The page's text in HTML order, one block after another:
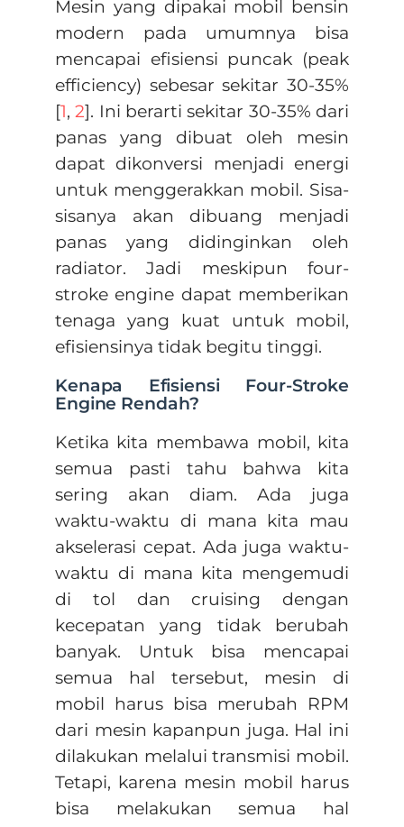
Mesin yang dipakai mobil bensin
modern pada umumnya bisa
mencapai efisiensi puncak (peak
efficiency) sebesar sekitar 30-35%
[1,2]. Ini berarti sekitar 30-35% dari
panas yang dibuat oleh mesin
dapat dikonversi menjadi energi
untuk menggerakkan mobil. Sisa-
sisanya akan dibuang menjadi
panas yang didinginkan oleh
radiator. Jadi meskipun four-
stroke engine dapat memberikan
tenaga yang kuat untuk mobil,
efisiensinya tidak begitu tinggi.
Kenapa Efisiensi Four-Stroke
Engine Rendah?
Ketika kita membawa mobil, kita
semua pasti tahu bahwa kita
sering akan diam. Ada juga
waktu-waktu di mana kita mau
akselerasi cepat. Ada juga waktu-
waktu di mana kita mengemudi
di tol dan cruising dengan
kecepatan yang tidak berubah
banyak. Untuk bisa mencapai
semua hal tersebut, mesin di
mobil harus bisa merubah RPM
dari mesin kapanpun juga. Hal ini
dilakukan melalui transmisi mobil.
Tetapi, karena mesin mobil harus
bisa melakukan semua hal